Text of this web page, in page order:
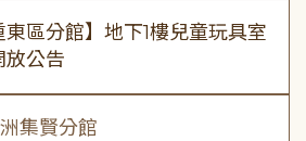
東區分館】地下1樓兒童玩具室
放公告
集賢分館